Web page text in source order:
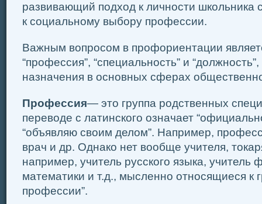
развивающий подход к личности школьника
к социальному выбору профессии.
Важным вопросом в профориентации
“профессия”, “специальность” и
назначения в основных сферах
Профессия— это группа родственных
переводе с латинского означает
“объявляю своим делом”. Например,
врач и др. Однако нет вообще учителя,
например, учитель русского языка, учитель
математики и т.д., мысленно относящиеся к
профессии”.